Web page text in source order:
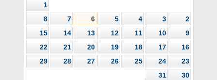
1
2
3
4
5
6
7
8
9
10
11
12
13
14
15
16
17
18
19
20
21
22
23
24
25
26
27
28
29
30
31